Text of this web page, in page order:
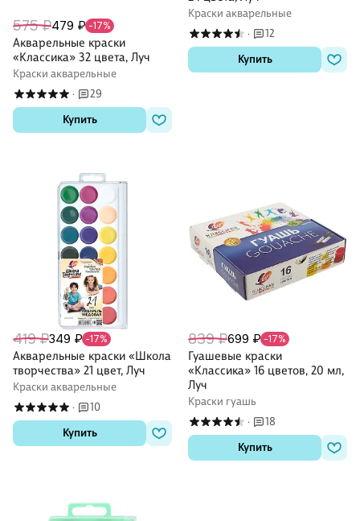
575 ₽479 ₽ -17%
Акварельные краски
«Классика» 32 цвета, Луч
Краски акварельные
·
29
Купить
Краски акварельные
·
12
Купить
419 ₽349 ₽ -17%
Акварельные краски «Школа
творчества» 21 цвет, Луч
Краски акварельные
·
10
Купить
839 ₽699 ₽ -17%
Гуашевые краски
«Классика» 16 цветов, 20 мл,
Луч
Краски гуашь
·
18
Купить